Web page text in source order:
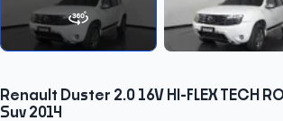
Renault Duster 2.0 16V HI-FLEX TECH
Suv 2014